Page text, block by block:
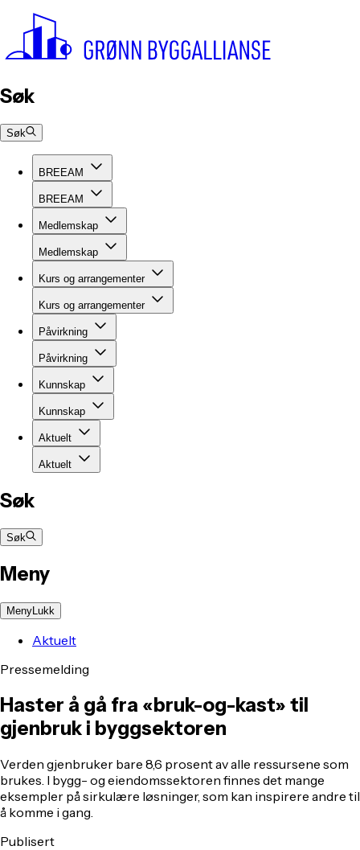
Søk
Søk
BREEAM
BREEAM
Medlemskap
Medlemskap
Kurs og arrangementer
Kurs og arrangementer
Påvirkning
Påvirkning
Kunnskap
Kunnskap
Aktuelt
Aktuelt
Søk
Søk
Meny
MenyLukk
Aktuelt
Pressemelding
Haster å gå fra «bruk-og-kast» til
gjenbruk i byggsektoren
Verden gjenbruker bare 8,6 prosent av alle ressursene som
brukes. I bygg- og eiendomssektoren finnes det mange
eksempler på sirkulære løsninger, som kan inspirere andre til
å komme i gang.
Publisert